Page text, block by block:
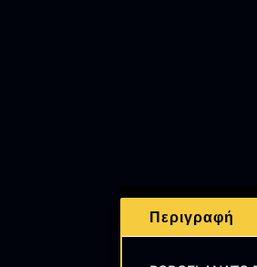
Περιγραφή